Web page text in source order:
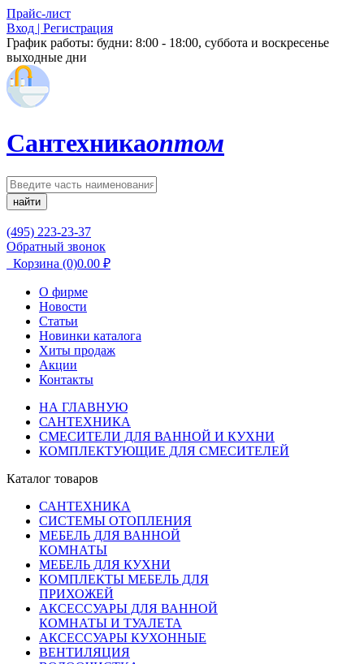
Прайс-лист
Вход | Регистрация
График работы: будни: 8:00 - 18:00, суббота и воскресенье
выходные дни
Сантехникаоптом
найти
(495) 223-23-37
Обратный звонок
Корзина (0)0.00 ₽
О фирме
Новости
Статьи
Новинки каталога
Хиты продаж
Акции
Контакты
НА ГЛАВНУЮ
САНТЕХНИКА
СМЕСИТЕЛИ ДЛЯ ВАННОЙ И КУХНИ
КОМПЛЕКТУЮЩИЕ ДЛЯ СМЕСИТЕЛЕЙ
Каталог товаров
САНТЕХНИКА
СИСТЕМЫ ОТОПЛЕНИЯ
МЕБЕЛЬ ДЛЯ ВАННОЙ
КОМНАТЫ
МЕБЕЛЬ ДЛЯ КУХНИ
КОМПЛЕКТЫ МЕБЕЛЬ ДЛЯ
ПРИХОЖЕЙ
АКСЕССУАРЫ ДЛЯ ВАННОЙ
КОМНАТЫ И ТУАЛЕТА
АКСЕССУАРЫ КУХОННЫЕ
ВЕНТИЛЯЦИЯ